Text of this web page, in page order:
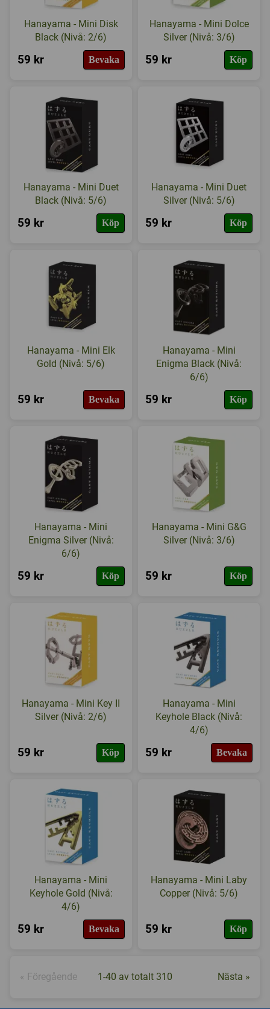
Hanayama - Mini Disk
Black (Nivå: 2/6)
59 kr Bevaka
Hanayama - Mini Dolce
Silver (Nivå: 3/6)
59 kr Köp
Hanayama - Mini Duet
Black (Nivå: 5/6)
59 kr Köp
Hanayama - Mini Duet
Silver (Nivå: 5/6)
59 kr Köp
Hanayama - Mini Elk
Gold (Nivå: 5/6)
59 kr Bevaka
Hanayama - Mini
Enigma Black (Nivå:
6/6)
59 kr Köp
Hanayama - Mini
Enigma Silver (Nivå:
6/6)
59 kr Köp
Hanayama - Mini G&G
Silver (Nivå: 3/6)
59 kr Köp
Hanayama - Mini Key II
Silver (Nivå: 2/6)
59 kr Köp
Hanayama - Mini
Keyhole Black (Nivå:
4/6)
59 kr Bevaka
Hanayama - Mini
Keyhole Gold (Nivå:
4/6)
59 kr Bevaka
Hanayama - Mini Laby
Copper (Nivå: 5/6)
59 kr Köp
« Föregående 1-40 av totalt 310 Nästa »